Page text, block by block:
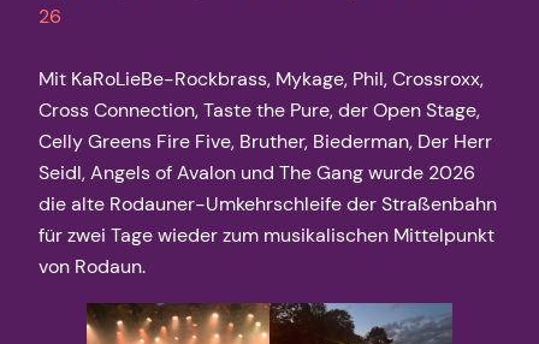
26
Mit KaRoLieBe-Rockbrass, Mykage, Phil, Crossroxx,
Cross Connection, Taste the Pure, der Open Stage,
Celly Greens Fire Five, Bruther, Biederman, Der Herr
Seidl, Angels of Avalon und The Gang wurde 2026
die alte Rodauner-Umkehrschleife der Straßenbahn
für zwei Tage wieder zum musikalischen Mittelpunkt
von Rodaun.